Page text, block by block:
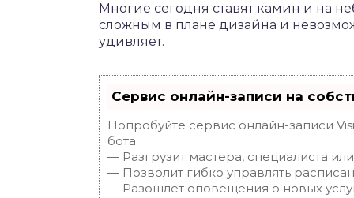
Многие сегодня ставят камин и на
сложным в плане дизайна и
удивляет.
Сервис онлайн-записи на
Попробуйте сервис онлайн-записи
бота:
— Разгрузит мастера, специалиста
— Позволит гибко управлять
— Разошлет оповещения о новых